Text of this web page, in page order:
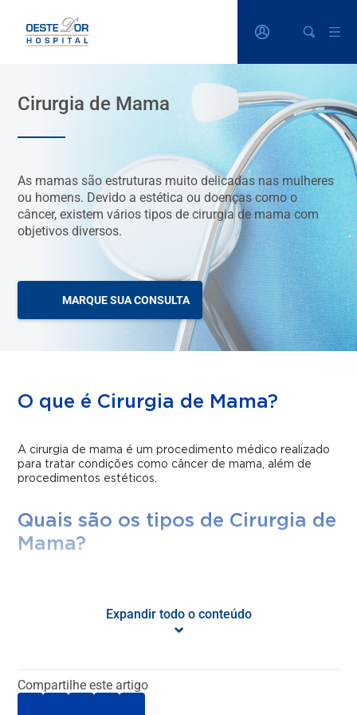
Cirurgia de Mama
As mamas são estruturas muito delicadas nas mulheres
ou homens. Devido a estética ou doenças como o
câncer, existem vários tipos de cirurgia de mama com
objetivos diversos.
MARQUE SUA CONSULTA
O que é Cirurgia de Mama?
A cirurgia de mama é um procedimento médico realizado
para tratar condições como câncer de mama, além de
procedimentos estéticos.
Quais são os tipos de Cirurgia de
Mama?
pele, aréola e mamilo. Pode ser simples, radical,
modificada ou radical;
linfonodos axilares, preservando os músculos peitorais;
Expandir todo o conteúdo
Compartilhe este artigo